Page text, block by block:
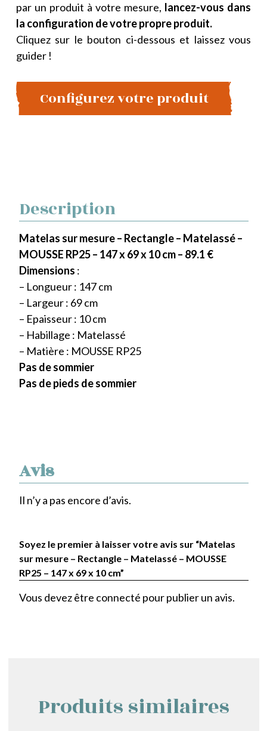
par un produit à votre mesure, lancez-vous dans
la configuration de votre propre produit.
Cliquez sur le bouton ci-dessous et laissez vous
guider !
Configurez votre produit
Avis
Il n’y a pas encore d’avis.
Soyez le premier à laisser votre avis sur “Matelas
sur mesure – Rectangle – Matelassé – MOUSSE
RP25 – 147 x 69 x 10 cm”
Vous devez être connecté pour publier un avis.
Description
Matelas sur mesure – Rectangle – Matelassé –
MOUSSE RP25 – 147 x 69 x 10 cm – 89.1 €
Dimensions :
– Longueur : 147 cm
– Largeur : 69 cm
– Epaisseur : 10 cm
– Habillage : Matelassé
– Matière : MOUSSE RP25
Pas de sommier
Pas de pieds de sommier
Produits similaires